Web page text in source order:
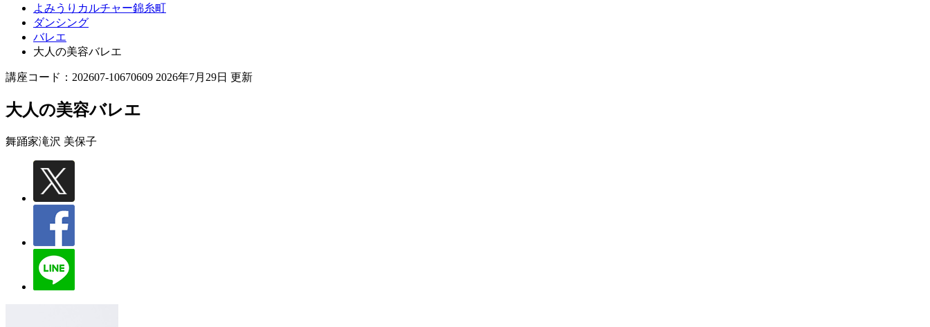
よみうりカルチャー錦糸町
ダンシング
バレエ
大人の美容バレエ
講座コード：202607-10670609 2026年7月29日 更新
大人の美容バレエ
舞踊家滝沢 美保子